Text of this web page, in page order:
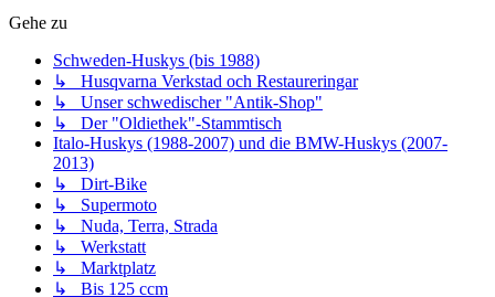
Gehe zu
Schweden-Huskys (bis 1988)
↳ Husqvarna Verkstad och Restaureringar
↳ Unser schwedischer "Antik-Shop"
↳ Der "Oldiethek"-Stammtisch
Italo-Huskys (1988-2007) und die BMW-Huskys (2007-
2013)
↳ Dirt-Bike
↳ Supermoto
↳ Nuda, Terra, Strada
↳ Werkstatt
↳ Marktplatz
↳ Bis 125 ccm